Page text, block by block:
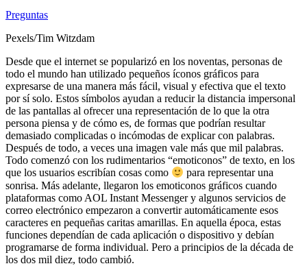
Preguntas
Pexels/Tim Witzdam
Desde que el internet se popularizó en los noventas, personas de
todo el mundo han utilizado pequeños íconos gráficos para
expresarse de una manera más fácil, visual y efectiva que el texto
por sí solo. Estos símbolos ayudan a reducir la distancia impersonal
de las pantallas al ofrecer una representación de lo que la otra
persona piensa y de cómo es, de formas que podrían resultar
demasiado complicadas o incómodas de explicar con palabras.
Después de todo, a veces una imagen vale más que mil palabras.
Todo comenzó con los rudimentarios “emoticonos” de texto, en los
que los usuarios escribían cosas como
para representar una
sonrisa. Más adelante, llegaron los emoticonos gráficos cuando
plataformas como AOL Instant Messenger y algunos servicios de
correo electrónico empezaron a convertir automáticamente esos
caracteres en pequeñas caritas amarillas. En aquella época, estas
funciones dependían de cada aplicación o dispositivo y debían
programarse de forma individual. Pero a principios de la década de
los dos mil diez, todo cambió.